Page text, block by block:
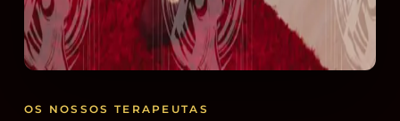
OS NOSSOS TERAPEUTAS